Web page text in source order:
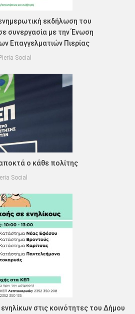
εκδήλωση του
συνεργασία με την Ένωση
Επαγγελματιών Πιερίας
Social
ο κάθε πολίτης
Social
στις κοινότητες του Δήμου